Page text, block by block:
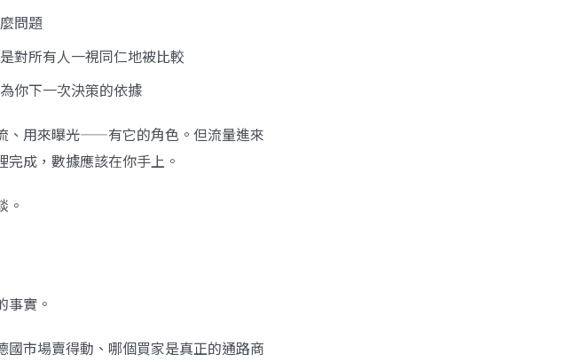
問題
對所有人一視同仁地被比較
你下一次決策的依據
、用來曝光——有它的角色。但流量進來
成，數據應該在你手上。
。
事實。
市場賣得動、哪個買家是真正的通路商